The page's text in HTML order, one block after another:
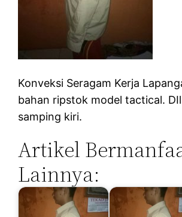
Konveksi Seragam Kerja
bahan ripstok model tactical.
samping kiri.
Artikel
Lainnya: